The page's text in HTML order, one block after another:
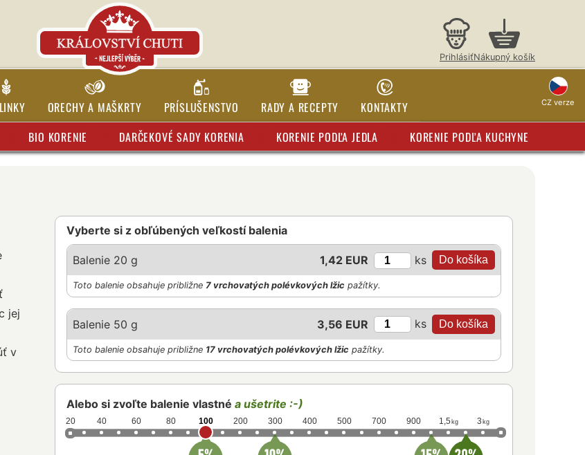
PrihlásiťNákupný košík
ORECHY A MAŠKRTY PRÍSLUŠENSTVO RADY A RECEPTY KONTAKTY CZ verze
BIO KORENIE DARČEKOVÉ SADY KORENIA KORENIE PODĽA JEDLA KORENIE PODĽA KUCHYNE
jej
v
Vyberte si z obľúbených veľkostí balenia
Balenie 20 g 1,42 EUR ks
Toto balenie obsahuje približne 7 vrchovatých polévkových lžic pažítky.
Balenie 50 g 3,56 EUR ks
Toto balenie obsahuje približne 17 vrchovatých polévkových lžic pažítky.
Alebo si zvoľte balenie vlastné a ušetrite :-)
20 40 60 80 100 200 300 400 500 700 900 1,5 kg 3 kg